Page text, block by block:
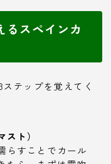
るスペインカ
テップを覚えてく
ト）
らすことでカール